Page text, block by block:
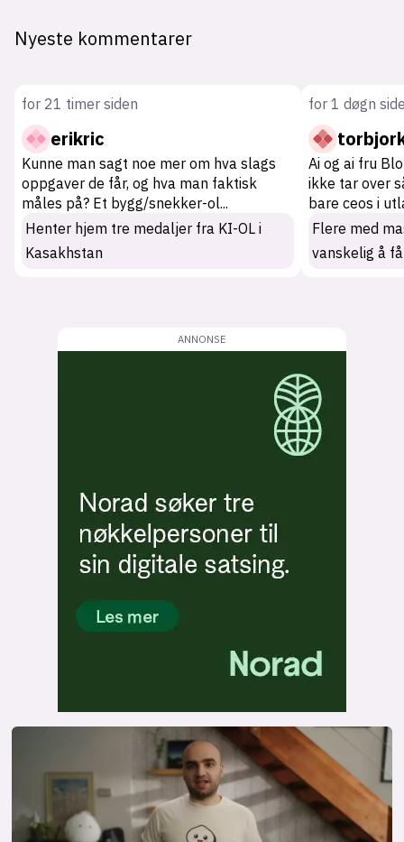
Nyeste kommentarer
for 21 timer siden
erikric
Kunne man sagt noe mer om hva slags
oppgaver de får, og hva man faktisk
måles på? Et bygg/snekker-ol...
Henter hjem tre medaljer fra KI-OL i
Kasakhstan
for 1 døgn
Ai og ai fru
ikke tar over
bare ceos i
Flere med
vanskelig å